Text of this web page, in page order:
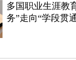
多国职业生涯教
务”走向“学段贯